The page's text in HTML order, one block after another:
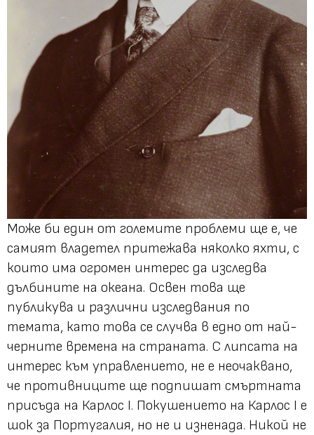
Може би един от големите проблеми ще е, че
самият владетел притежава няколко яхти, с
които има огромен интерес да изследва
дълбините на океана. Освен това ще
публикува и различни изследвания по
темата, като това се случва в едно от най-
черните времена на страната. С липсата на
интерес към управлението, не е неочаквано,
че противниците ще подпишат смъртната
присъда на Карлос I. Покушението на Карлос I е
шок за Португалия, но не и изненада. Никой не